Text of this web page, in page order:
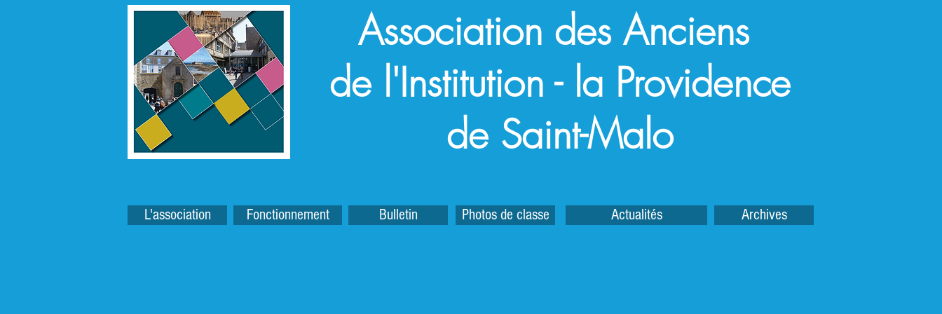
Association des Anciens
de l'Institution - la Providence
de Saint-Malo
L'association Fonctionnement Bulletin Photos de classe Actualités Archives